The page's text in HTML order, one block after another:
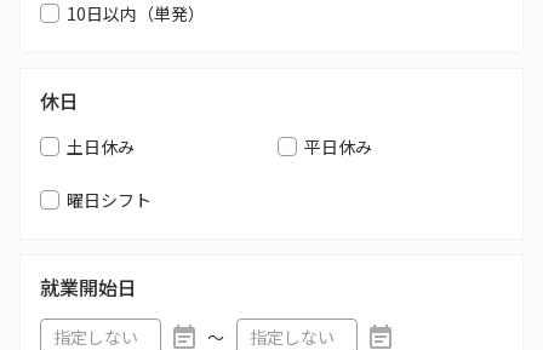
10日以内（単発）
休日
土日休み 平日休み
曜日シフト
就業開始日
〜